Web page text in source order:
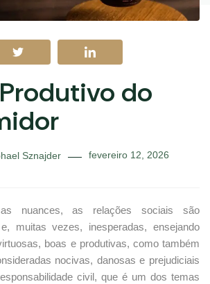
do
Sznajder fevereiro 12, 2026
nuances, as relações sociais são
muitas vezes, inesperadas, ensejando
boas e produtivas, como também
nocivas, danosas e prejudiciais
civil, que é um dos temas